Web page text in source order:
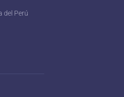
del Perú